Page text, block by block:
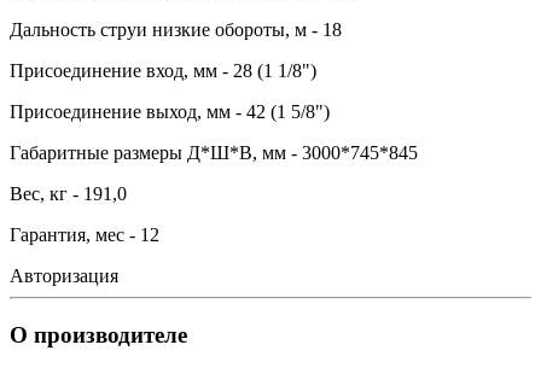
Дальность струи низкие обороты, м - 18
Присоединение вход, мм - 28 (1 1/8")
Присоединение выход, мм - 42 (1 5/8")
Габаритные размеры Д*Ш*В, мм - 3000*745*845
Вес, кг - 191,0
Гарантия, мес - 12
Авторизация
О производителе